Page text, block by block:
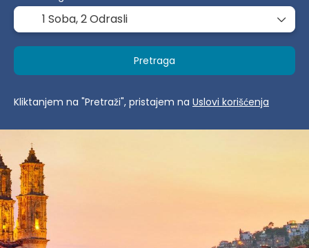
1 Soba,2 Odrasli
Pretraga
Kliktanjem na "Pretraži", pristajem na Uslovi korišćenja